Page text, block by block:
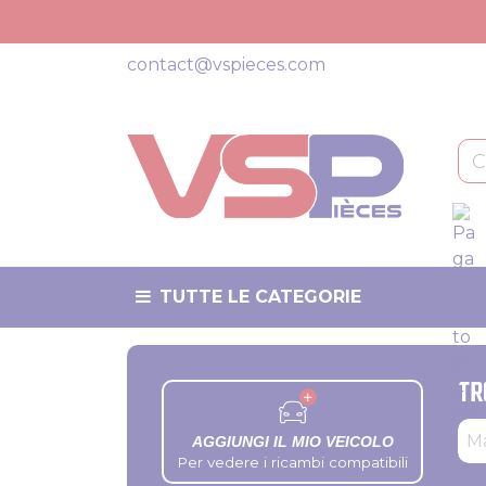
contact@vspieces.com
TUTTE LE CATEGORIE
Per vedere i ricambi compatibili
AGGIUNGI IL MIO VEICOLO